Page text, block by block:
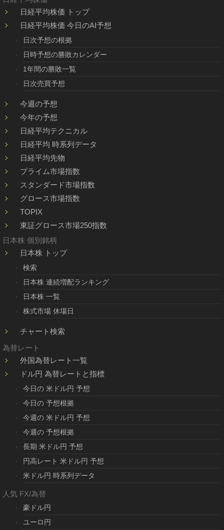
日経平均株価 トップ
日経平均株価 今日のAI予想
日次予想の根拠
日時予想の勝敗カレンダー
1年間の勝敗一覧
日次売買予想
今週の予想
今年の予想
日経平均テクニカル
日経平均 時系列データ
日経平均先物
プライム市場指数
スタンダード市場指数
グロース市場指数
TOPIX
東証グロース市場250指数
日本株 個別銘柄
日本株 トップ
検索
日本株 連続増配ランキング
日本株 一覧
株式市場 休場日
チャート検索
為替レート
外国為替レート一覧
ドル円 為替レートと指標
今日の 米ドル円 予想
今日の 予想根拠
今週の 米ドル円 予想
今週の 予想根拠
長期 米ドル円 予想
円高レート 米ドル円 予想
米ドル円 時系列データ
人気 FX/為替
豪ドル円
ユーロ円